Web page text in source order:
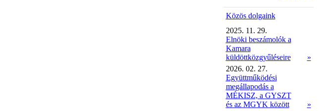
Közös dolgaink
2025. 11. 29.
Elnöki beszámolók a
Kamara
küldöttközgyűléseire
»
2026. 02. 27.
Együttműködési
megállapodás a
MÉKISZ, a GYSZT
és az MGYK között
»